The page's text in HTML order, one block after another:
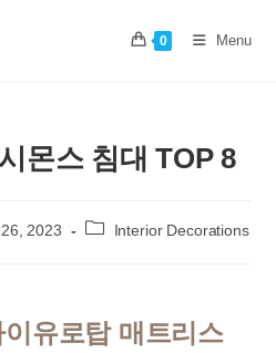
0 Menu
몬스 침대 TOP 8
2023
Post Interior Decorations
유로탑 매트리스